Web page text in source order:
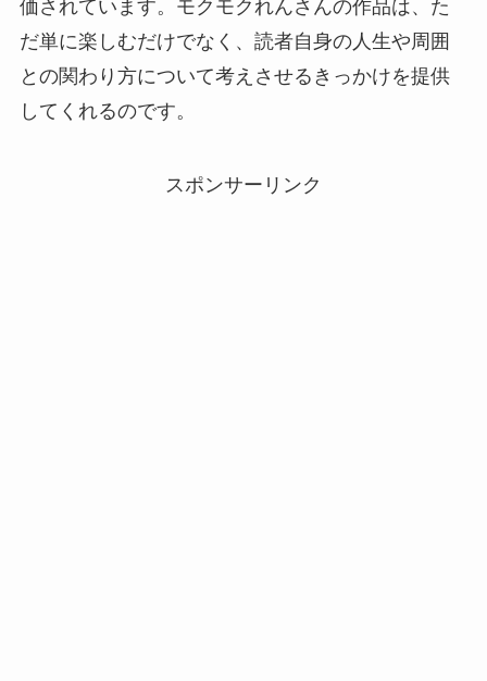
価されています。モクモクれんさんの作品は、た
だ単に楽しむだけでなく、読者自身の人生や周囲
との関わり方について考えさせるきっかけを提供
してくれるのです。
スポンサーリンク